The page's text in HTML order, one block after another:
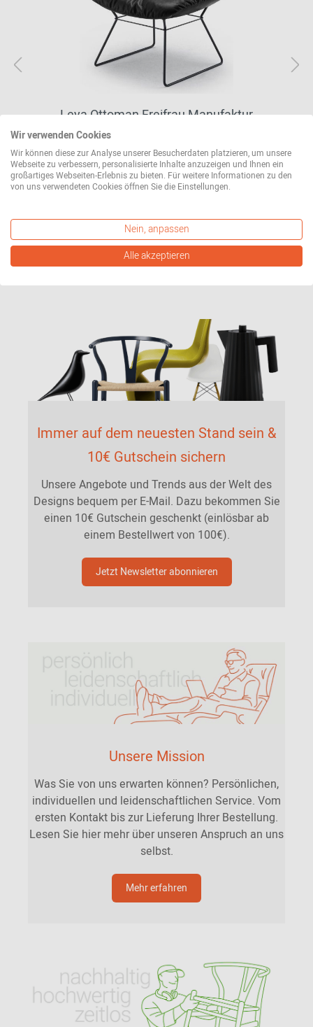
Leya Ottoman Freifrau Manufaktur
weitere Varianten erhältlich
Immer auf dem neuesten Stand sein &
10€ Gutschein sichern
Unsere Angebote und Trends aus der Welt des
Designs bequem per E-Mail. Dazu bekommen Sie
einen 10€ Gutschein geschenkt (einlösbar ab
einem Bestellwert von 100€).
Jetzt Newsletter abonnieren
Unsere Mission
Was Sie von uns erwarten können? Persönlichen,
individuellen und leidenschaftlichen Service. Vom
ersten Kontakt bis zur Lieferung Ihrer Bestellung.
Lesen Sie hier mehr über unseren Anspruch an uns
selbst.
Mehr erfahren
Wir verwenden Cookies
Wir können diese zur Analyse unserer Besucherdaten platzieren, um unsere
Webseite zu verbessern, personalisierte Inhalte anzuzeigen und Ihnen ein
großartiges Webseiten-Erlebnis zu bieten. Für weitere Informationen zu den
von uns verwendeten Cookies öffnen Sie die Einstellungen.
Nein, anpassen
Alle akzeptieren